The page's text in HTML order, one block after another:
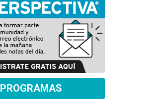
PROGRAMAS